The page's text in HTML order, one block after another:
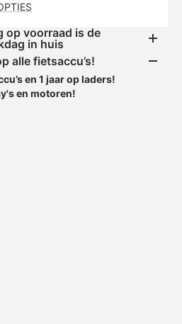
op voorraad is de
in huis
alle fietsaccu’s!
en 1 jaar op laders!
en motoren!